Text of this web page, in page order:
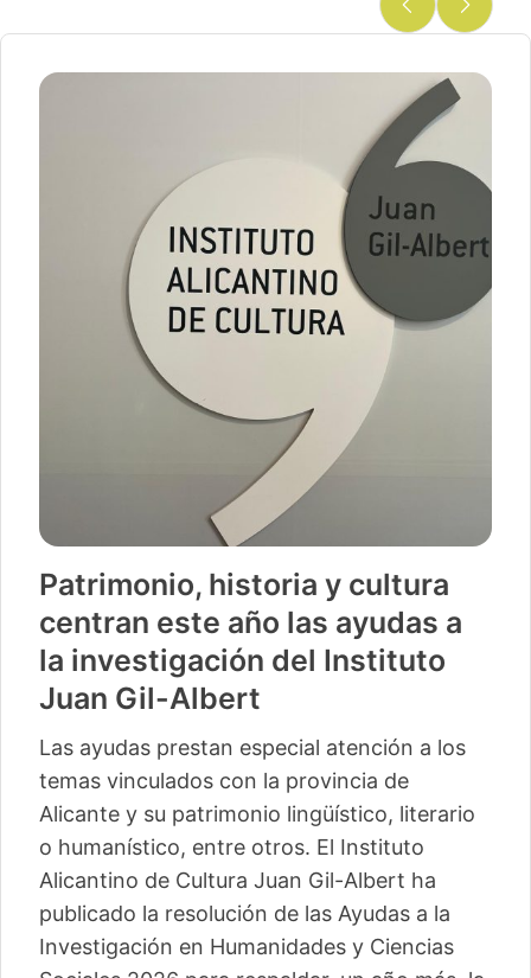
Patrimonio, historia y cultura
centran este año las ayudas a
la investigación del Instituto
Juan Gil-Albert
Las ayudas prestan especial atención a los
temas vinculados con la provincia de
Alicante y su patrimonio lingüístico, literario
o humanístico, entre otros. El Instituto
Alicantino de Cultura Juan Gil-Albert ha
publicado la resolución de las Ayudas a la
Investigación en Humanidades y Ciencias